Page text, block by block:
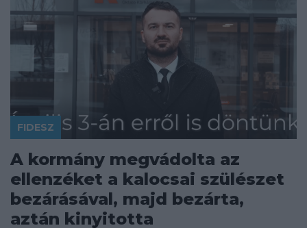
FIDESZ
A kormány megvádolta az
ellenzéket a kalocsai szülészet
bezárásával, majd bezárta,
aztán kinyitotta